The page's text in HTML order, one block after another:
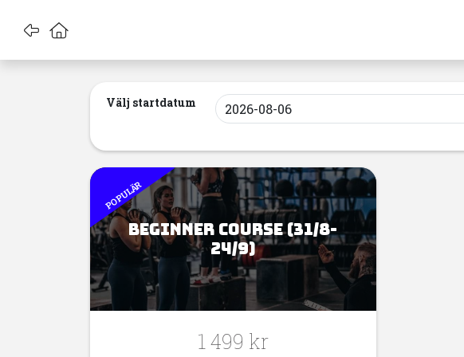
Gå tillbaka
Välj startdatum
Beginner Course (31/8-
24/9)
POPULÄR
1 499 kr